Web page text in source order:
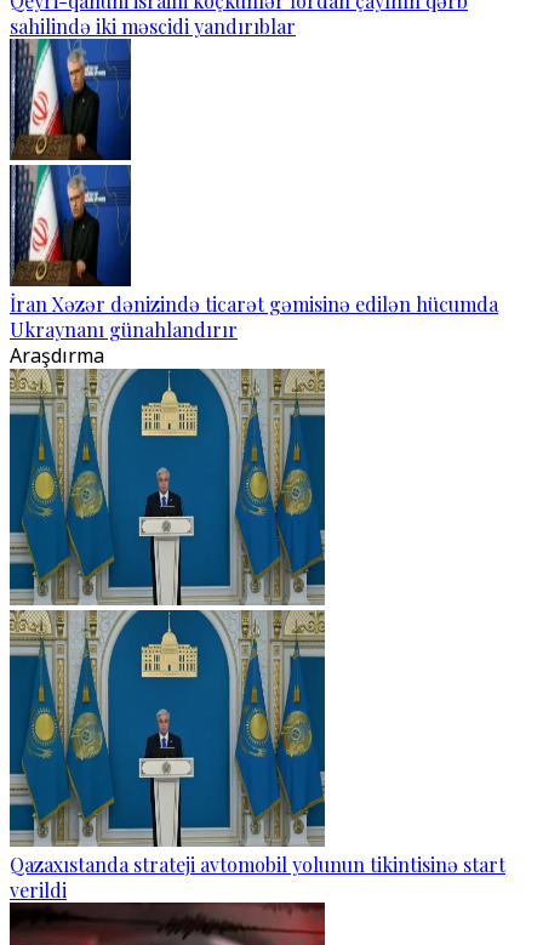
sahilində iki məscidi yandırıblar
İran Xəzər dənizində ticarət gəmisinə edilən hücumda
Ukraynanı günahlandırır
Araşdırma
Qazaxıstanda strateji avtomobil yolunun tikintisinə start
verildi